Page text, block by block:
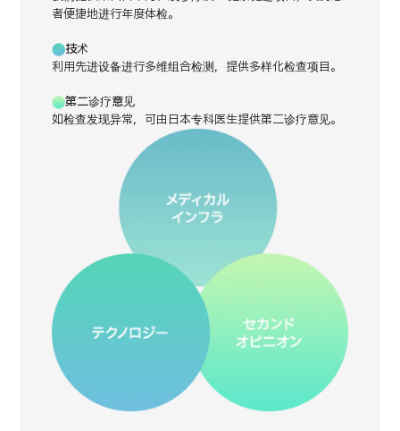
个人信息保护政策
者便捷地进行年度体检。
技术
利用先进设备进行多维组合检测，提供多样化检查项目。
第二诊疗意见
如检查发现异常，可由日本专科医生提供第二诊疗意见。